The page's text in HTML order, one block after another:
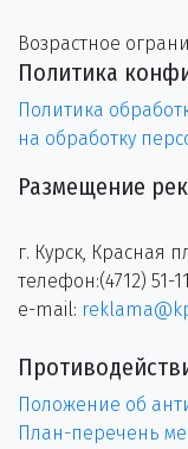
Возрастное
Политика
Политика
на обработку
Размещение
г. Курск, Красная
телефон:(4712) 51-
e-mail:
Положение об
План-перечень